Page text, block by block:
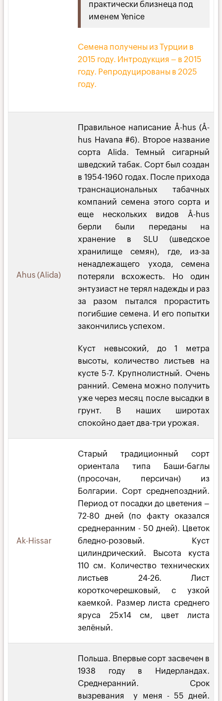
практически близнеца под
именем Yenice
Семена получены из Турции в
2015 году. Интродукция – в 2015
году. Репродуцированы в 2025
году.
Ahus (Alida)
Правильное написание Å-hus (Å-
hus Havana #6). Второе название
сорта Alida. Темный сигарный
шведский табак. Сорт был создан
в 1954-1960 годах. После прихода
транснациональных табачных
компаний семена этого сорта и
еще нескольких видов Å-hus
берли были переданы на
хранение в SLU (шведское
хранилище семян), где, из-за
ненадлежащего ухода, семена
потеряли всхожесть. Но один
энтузиаст не терял надежды и раз
за разом пытался прорастить
погибшие семена. И его попытки
закончились успехом.
Куст невысокий, до 1 метра
высоты, количество листьев на
кусте 5-7. Крупнолистный. Очень
ранний. Семена можно получить
уже через месяц после высадки в
грунт. В наших широтах
спокойно дает два-три урожая.
Ak-Hissar
Старый традиционный сорт
ориентала типа Баши-баглы
(просочан, персичан) из
Болгарии. Сорт среднепоздний.
Период от посадки до цветения –
72-80 дней (по факту оказался
среднеранним - 50 дней). Цветок
бледно-розовый. Куст
цилиндрический. Высота куста
110 см. Количество технических
листьев 24-26. Лист
короткочерешковый, с узкой
каемкой. Размер листа среднего
яруса 25х14 см, цвет листа
зелёный.
Польша. Впервые сорт засвечен в
1938 году в Нидерландах.
Среднеранний. Срок
вызревания у меня - 55 дней.